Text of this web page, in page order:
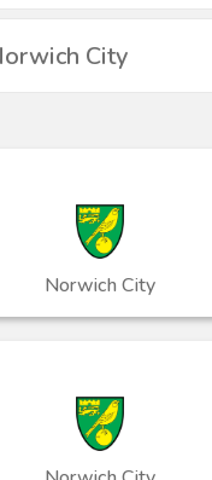
City
Norwich City